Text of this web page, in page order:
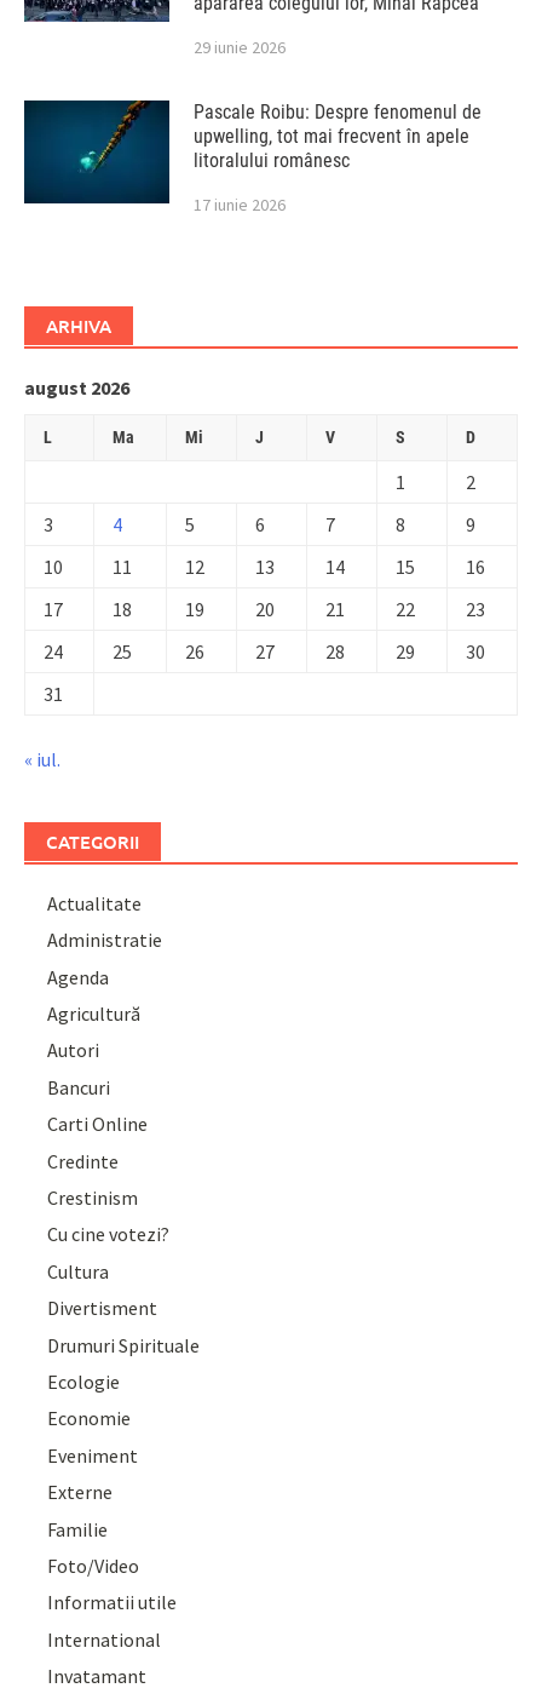
29 iunie 2026
Pascale Roibu: Despre fenomenul de
upwelling, tot mai frecvent în apele
litoralului românesc
17 iunie 2026
ARHIVA
august 2026
L Ma Mi J V S D
1
2
3
4 5 6 7 8
9
10
11 12 13 14 15
16
17
18 19 20 21 22
23
24
25 26 27 28 29
30
31
« iul.
CATEGORII
Actualitate
Administratie
Agenda
Agricultură
Autori
Bancuri
Carti Online
Credinte
Crestinism
Cu cine votezi?
Cultura
Divertisment
Drumuri Spirituale
Ecologie
Economie
Eveniment
Externe
Familie
Foto/Video
Informatii utile
International
Invatamant